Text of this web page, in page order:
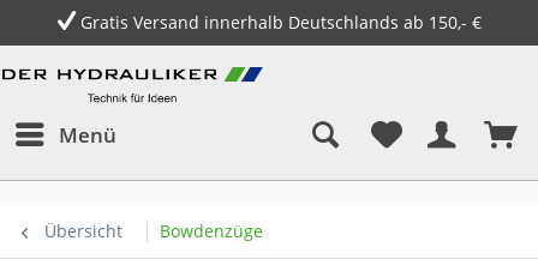
Gratis Versand innerhalb Deutschlands ab 150,- €
Menü
Übersicht Bowdenzüge